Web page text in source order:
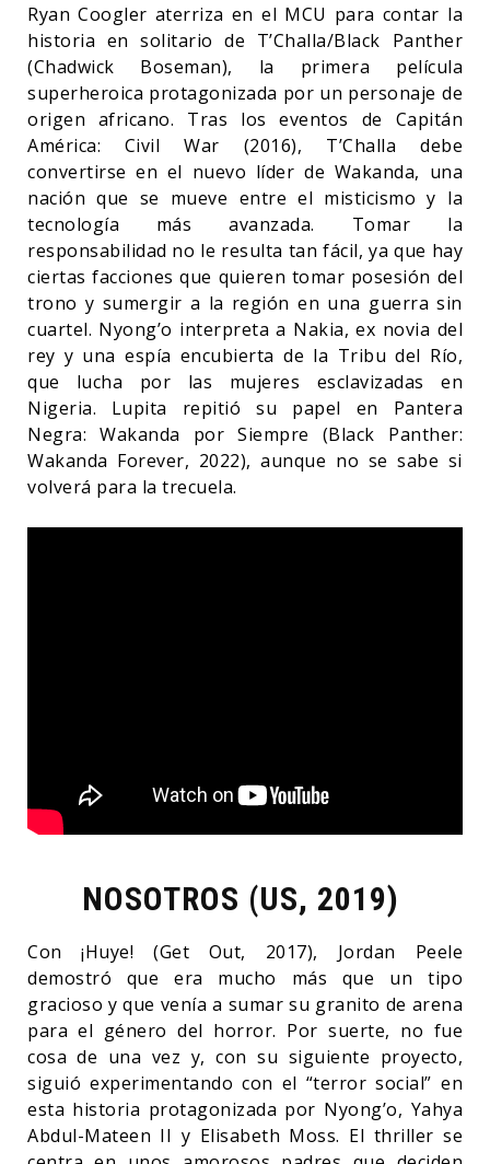
Ryan Coogler aterriza en el MCU para contar la
historia en solitario de T’Challa/Black Panther
(Chadwick Boseman), la primera película
superheroica protagonizada por un personaje de
origen africano. Tras los eventos de Capitán
América: Civil War (2016), T’Challa debe
convertirse en el nuevo líder de Wakanda, una
nación que se mueve entre el misticismo y la
tecnología más avanzada. Tomar la
responsabilidad no le resulta tan fácil, ya que hay
ciertas facciones que quieren tomar posesión del
trono y sumergir a la región en una guerra sin
cuartel. Nyong’o interpreta a Nakia, ex novia del
rey y una espía encubierta de la Tribu del Río,
que lucha por las mujeres esclavizadas en
Nigeria. Lupita repitió su papel en Pantera
Negra: Wakanda por Siempre (Black Panther:
Wakanda Forever, 2022), aunque no se sabe si
volverá para la trecuela.
NOSOTROS (US, 2019)
Con ¡Huye! (Get Out, 2017), Jordan Peele
demostró que era mucho más que un tipo
gracioso y que venía a sumar su granito de arena
para el género del horror. Por suerte, no fue
cosa de una vez y, con su siguiente proyecto,
siguió experimentando con el “terror social” en
esta historia protagonizada por Nyong’o, Yahya
Abdul-Mateen II y Elisabeth Moss. El thriller se